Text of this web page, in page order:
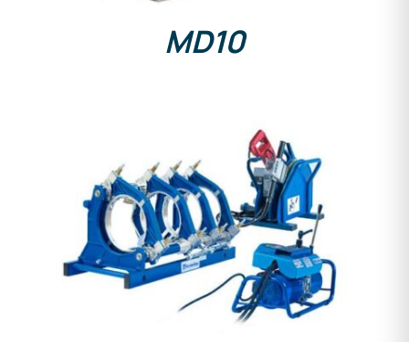
MD10
DETAILS